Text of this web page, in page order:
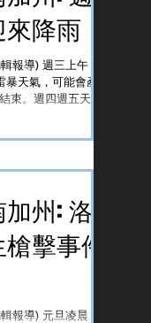
降雨
報導) 週三上午，南
天氣，可能會產生
束。週四週五天氣
加州: 洛
擊事件
報導) 元旦凌晨，洛